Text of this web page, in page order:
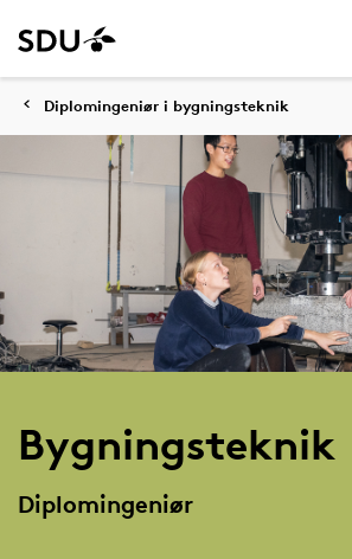
Diplomingeniør i bygningsteknik
Bygningsteknik
Diplomingeniør